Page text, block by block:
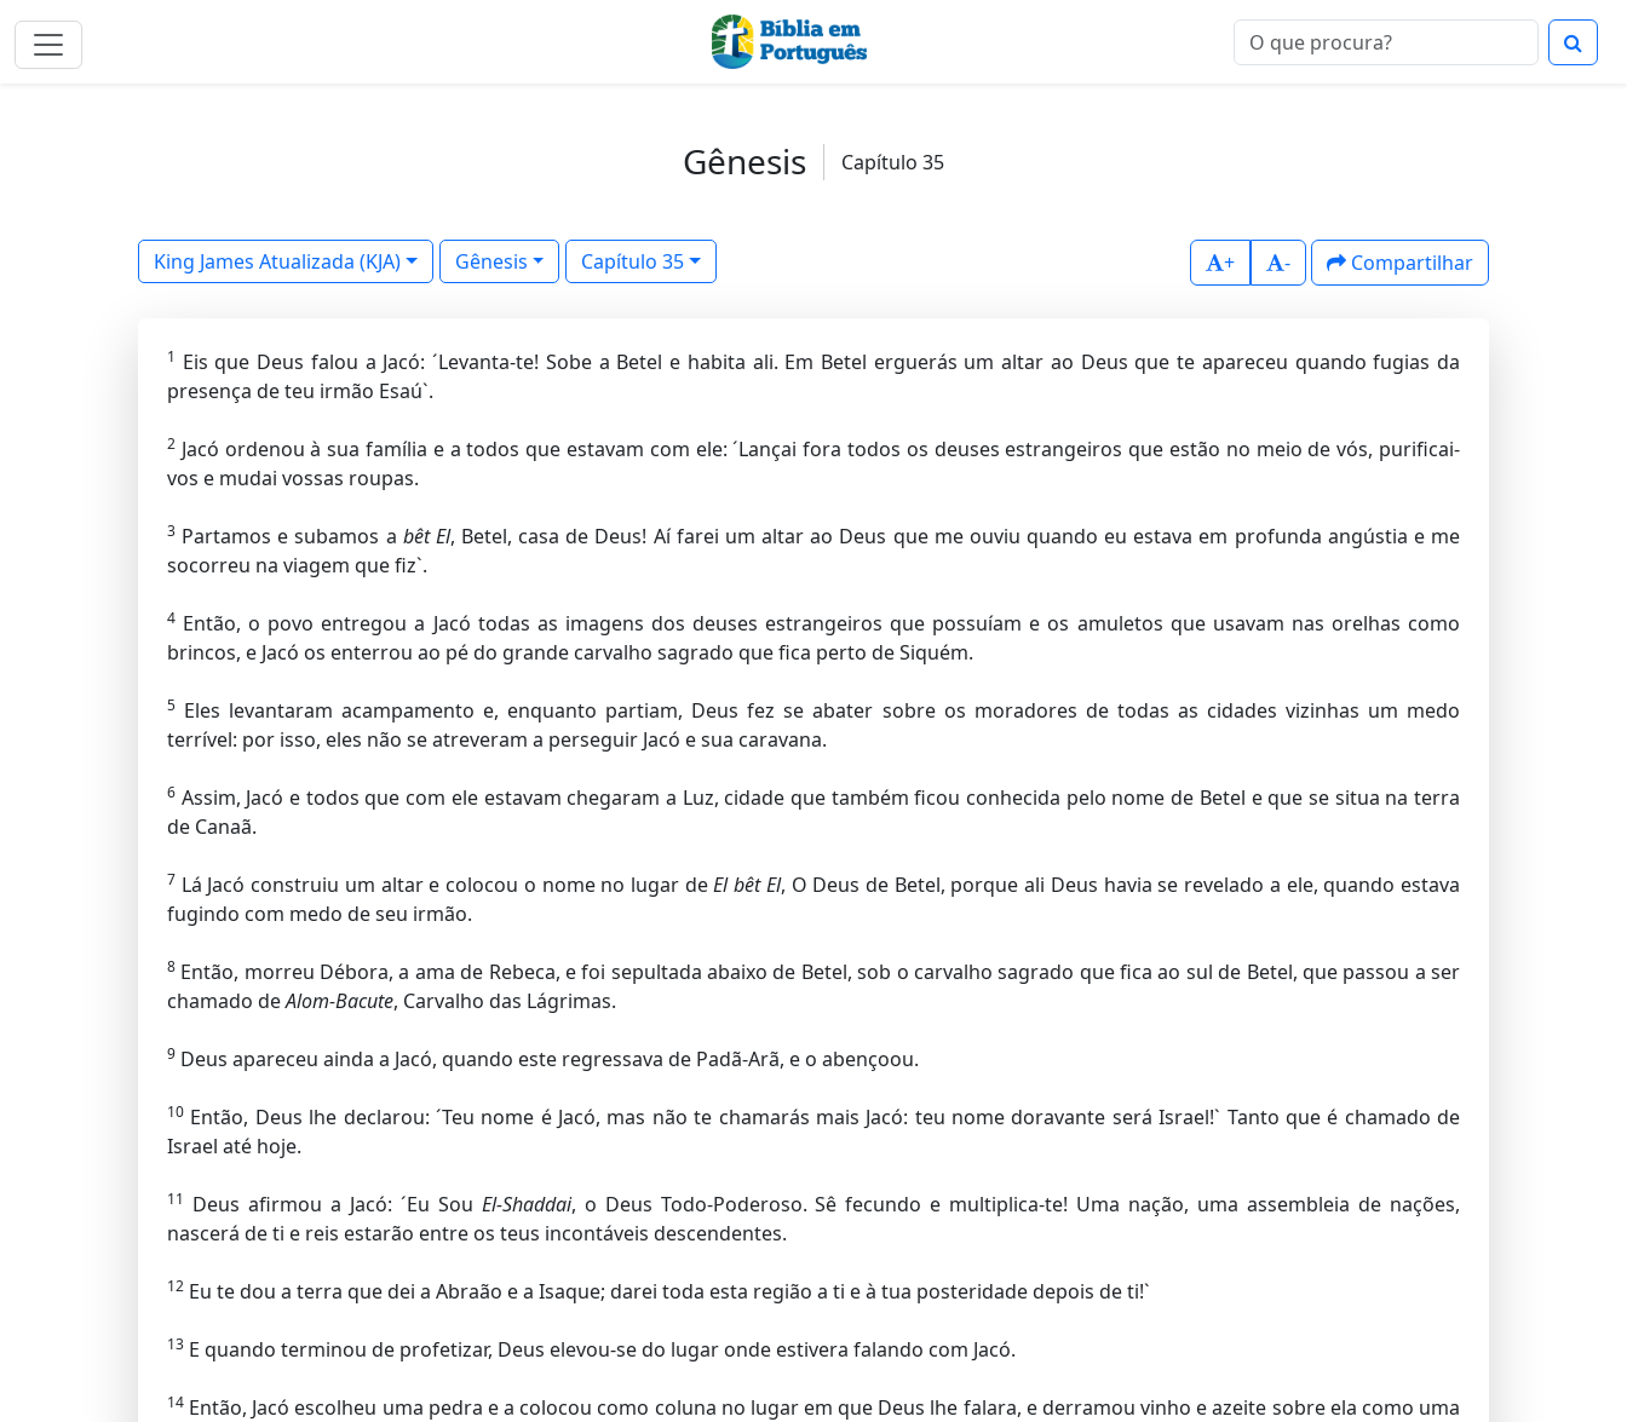
Gênesis Capítulo 35
King James Atualizada (KJA) Gênesis Capítulo 35 + - Compartilhar
1 Eis que Deus falou a Jacó: ´Levanta-te! Sobe a Betel e habita ali. Em Betel erguerás um altar ao Deus que te apareceu quando fugias da
presença de teu irmão Esaú`.
2 Jacó ordenou à sua família e a todos que estavam com ele: ´Lançai fora todos os deuses estrangeiros que estão no meio de vós, purificai-
vos e mudai vossas roupas.
3 Partamos e subamos a bêt El, Betel, casa de Deus! Aí farei um altar ao Deus que me ouviu quando eu estava em profunda angústia e me
socorreu na viagem que fiz`.
4 Então, o povo entregou a Jacó todas as imagens dos deuses estrangeiros que possuíam e os amuletos que usavam nas orelhas como
brincos, e Jacó os enterrou ao pé do grande carvalho sagrado que fica perto de Siquém.
5 Eles levantaram acampamento e, enquanto partiam, Deus fez se abater sobre os moradores de todas as cidades vizinhas um medo
terrível: por isso, eles não se atreveram a perseguir Jacó e sua caravana.
6 Assim, Jacó e todos que com ele estavam chegaram a Luz, cidade que também ficou conhecida pelo nome de Betel e que se situa na terra
de Canaã.
7 Lá Jacó construiu um altar e colocou o nome no lugar deEl bêt El, O Deus de Betel, porque ali Deus havia se revelado a ele, quando estava
fugindo com medo de seu irmão.
8 Então, morreu Débora, a ama de Rebeca, e foi sepultada abaixo de Betel, sob o carvalho sagrado que fica ao sul de Betel, que passou a ser
chamado deAlom-Bacute, Carvalho das Lágrimas.
9 Deus apareceu ainda a Jacó, quando este regressava de Padã-Arã, e o abençoou.
10 Então, Deus lhe declarou: ´Teu nome é Jacó, mas não te chamarás mais Jacó: teu nome doravante será Israel!` Tanto que é chamado de
Israel até hoje.
11 Deus afirmou a Jacó: ´Eu Sou El-Shaddai, o Deus Todo-Poderoso. Sê fecundo e multiplica-te! Uma nação, uma assembleia de nações,
nascerá de ti e reis estarão entre os teus incontáveis descendentes.
12 Eu te dou a terra que dei a Abraão e a Isaque; darei toda esta região a ti e à tua posteridade depois de ti!`
13 E quando terminou de profetizar, Deus elevou-se do lugar onde estivera falando com Jacó.
14 Então, Jacó escolheu uma pedra e a colocou como coluna no lugar em que Deus lhe falara, e derramou vinho e azeite sobre ela como uma